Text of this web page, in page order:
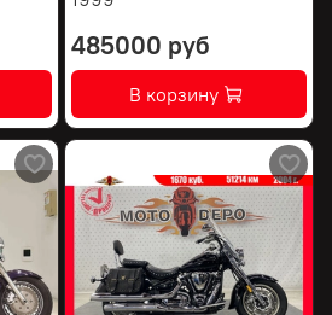
485000 руб
В корзину